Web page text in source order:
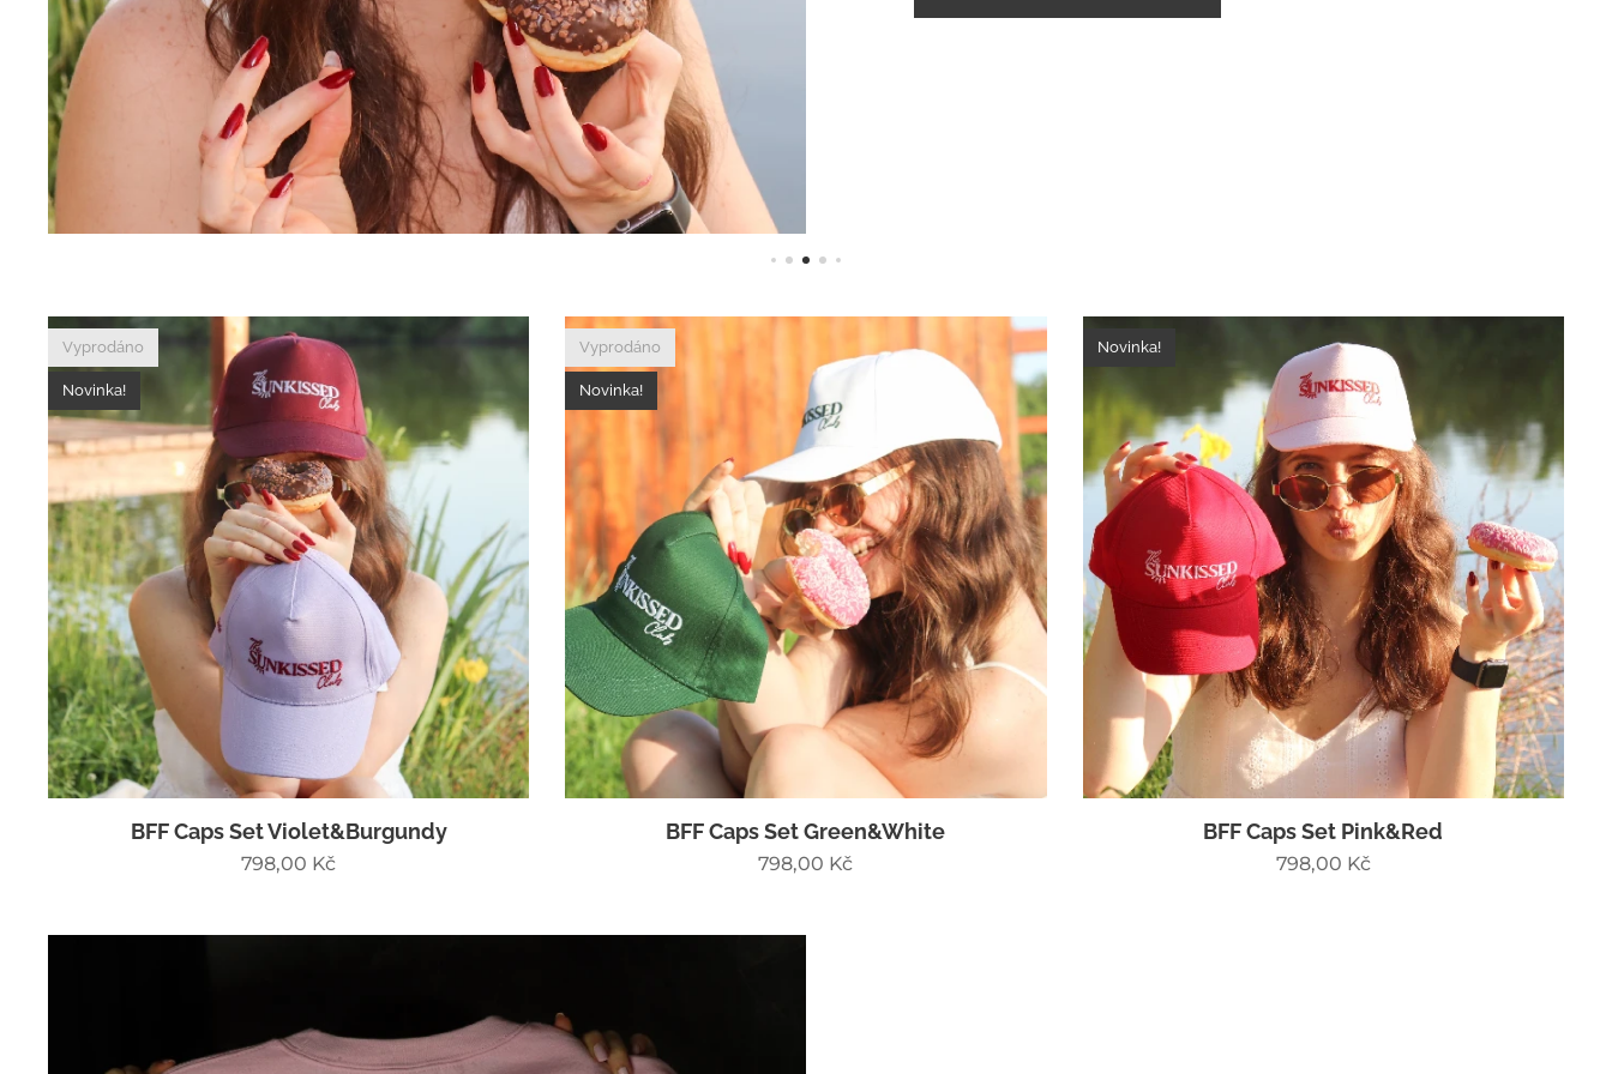
BFF Caps Set Violet&Burgundy
Vyprodáno
Novinka!
798,00 Kč
BFF Caps Set Green&White
Vyprodáno
Novinka!
798,00 Kč
BFF Caps Set Pink&Red
Novinka!
798,00 Kč